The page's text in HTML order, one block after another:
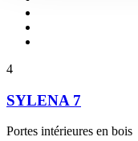
4
SYLENA 7
Portes intérieures en bois